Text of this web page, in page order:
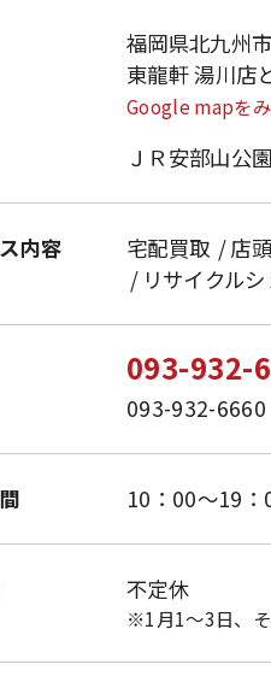
福岡県北九州
東龍軒 湯川店
Google mapを
ＪＲ安部山公
内容 宅配買取 店
リサイクル
093-932-
093-932-6660
10：00～19：
不定休
1月1〜3日、